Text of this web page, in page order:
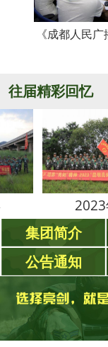
《成都人民广
往届精彩回忆
2023年
集团简介
公告通知